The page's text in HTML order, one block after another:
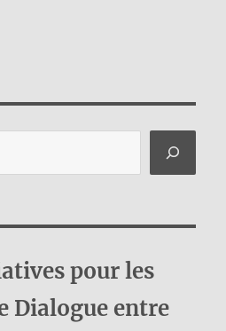
pour les
Dialogue entre